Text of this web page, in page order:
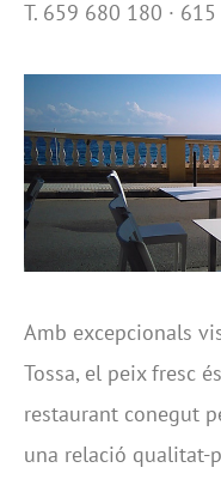
T. 659 680 180 ·
Amb excepcionals
Tossa, el peix fresc
restaurant conegut
una relació qualitat-